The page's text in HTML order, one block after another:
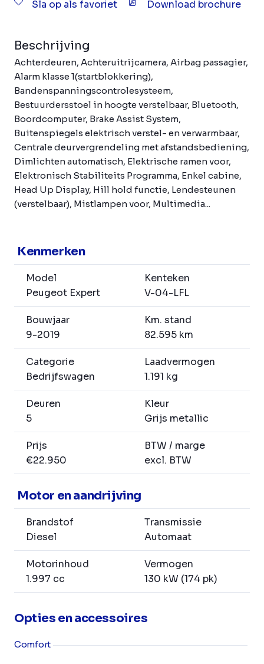
Sla op als favoriet Download brochure
Beschrijving
Achterdeuren, Achteruitrijcamera, Airbag passagier,
Alarm klasse 1(startblokkering),
Bandenspanningscontrolesysteem,
Bestuurdersstoel in hoogte verstelbaar, Bluetooth,
Boordcomputer, Brake Assist System,
Buitenspiegels elektrisch verstel- en verwarmbaar,
Centrale deurvergrendeling met afstandsbediening,
Dimlichten automatisch, Elektrische ramen voor,
Elektronisch Stabiliteits Programma, Enkel cabine,
Head Up Display, Hill hold functie, Lendesteunen
(verstelbaar), Mistlampen voor, Multimedia...
Kenmerken
Model
Peugeot Expert
Kenteken
V-04-LFL
Bouwjaar
9-2019
Km. stand
82.595 km
Categorie
Bedrijfswagen
Laadvermogen
1.191 kg
Deuren
5
Kleur
Grijs metallic
Prijs
€22.950
BTW / marge
excl. BTW
Motor en aandrijving
Brandstof
Diesel
Transmissie
Automaat
Motorinhoud
1.997 cc
Vermogen
130 kW (174 pk)
Opties en accessoires
Comfort